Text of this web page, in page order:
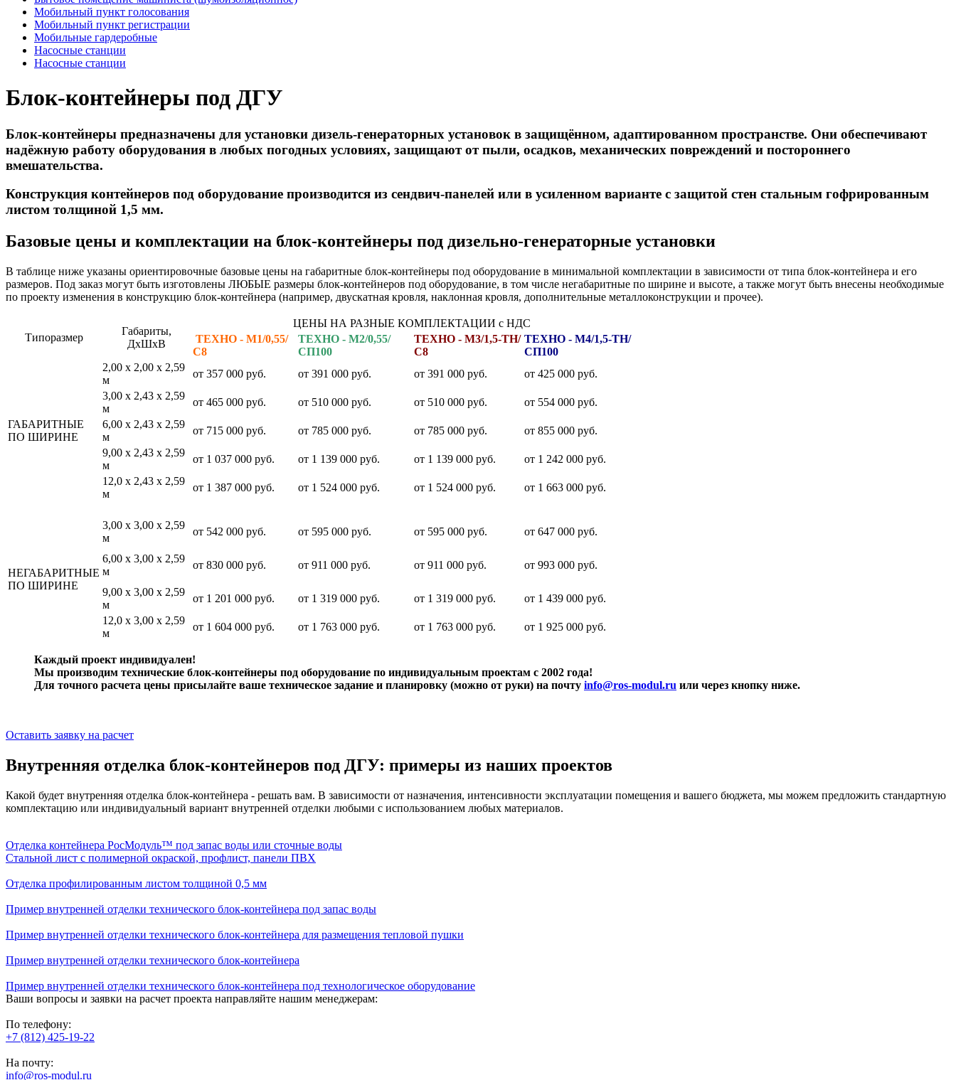
Мобильный пункт голосования
Мобильный пункт регистрации
Мобильные гардеробные
Насосные станции
Насосные станции
Блок-контейнеры под ДГУ
Блок-контейнеры предназначены для установки дизель-генераторных установок в защищённом, адаптированном пространстве. Они обеспечивают
надёжную работу оборудования в любых погодных условиях, защищают от пыли, осадков, механических повреждений и постороннего
вмешательства.
Конструкция контейнеров под оборудование производится из сендвич-панелей или в усиленном варианте с защитой стен стальным гофрированным
листом толщиной 1,5 мм.
Базовые цены и комплектации на блок-контейнеры под дизельно-генераторные установки
В таблице ниже указаны ориентировочные базовые цены на габаритные блок-контейнеры под оборудование в минимальной комплектации в зависимости от типа блок-контейнера и его
размеров. Под заказ могут быть изготовлены ЛЮБЫЕ размеры блок-контейнеров под оборудование, в том числе негабаритные по ширине и высоте, а также могут быть внесены необходимые
по проекту изменения в конструкцию блок-контейнера (например, двускатная кровля, наклонная кровля, дополнительные металлоконструкции и прочее).
Типоразмер
Габариты,
ДхШхВ
ЦЕНЫ НА РАЗНЫЕ КОМПЛЕКТАЦИИ c НДС
ТЕХНО - М1/0,55/
С8
ТЕХНО - М2/0,55/
СП100
ТЕХНО - М3/1,5-ТН/
С8
ТЕХНО - М4/1,5-ТН/
СП100
ГАБАРИТНЫЕ
ПО ШИРИНЕ
2,00 х 2,00 х 2,59
м
от 357 000 руб. от 391 000 руб. от 391 000 руб. от 425 000 руб.
3,00 х 2,43 х 2,59
м
от 465 000 руб. от 510 000 руб. от 510 000 руб. от 554 000 руб.
6,00 х 2,43 х 2,59
м
от 715 000 руб. от 785 000 руб. от 785 000 руб. от 855 000 руб.
9,00 х 2,43 х 2,59
м
от 1 037 000 руб. от 1 139 000 руб. от 1 139 000 руб. от 1 242 000 руб.
12,0 х 2,43 х 2,59
м
от 1 387 000 руб. от 1 524 000 руб. от 1 524 000 руб. от 1 663 000 руб.
НЕГАБАРИТНЫЕ
ПО ШИРИНЕ
3,00 х 3,00 х 2,59
м
от 542 000 руб. от 595 000 руб. от 595 000 руб. от 647 000 руб.
6,00 х 3,00 х 2,59
м
от 830 000 руб. от 911 000 руб. от 911 000 руб. от 993 000 руб.
9,00 х 3,00 х 2,59
м
от 1 201 000 руб. от 1 319 000 руб. от 1 319 000 руб. от 1 439 000 руб.
12,0 х 3,00 х 2,59
м
от 1 604 000 руб. от 1 763 000 руб. от 1 763 000 руб. от 1 925 000 руб.
Каждый проект индивидуален!
Мы производим технические блок-контейнеры под оборудование по индивидуальным проектам с 2002 года!
Для точного расчета цены присылайте ваше техническое задание и планировку (можно от руки) на почту info@ros-modul.ru или через кнопку ниже.
Оставить заявку на расчет
Внутренняя отделка блок-контейнеров под ДГУ: примеры из наших проектов
Какой будет внутренняя отделка блок-контейнера - решать вам. В зависимости от назначения, интенсивности эксплуатации помещения и вашего бюджета, мы можем предложить стандартную
комплектацию или индивидуальный вариант внутренней отделки любыми с использованием любых материалов.
Отделка контейнера РосМодуль™ под запас воды или сточные воды
Стальной лист с полимерной окраской, профлист, панели ПВХ
Отделка профилированным листом толщиной 0,5 мм
Пример внутренней отделки технического блок-контейнера под запас воды
Пример внутренней отделки технического блок-контейнера для размещения тепловой пушки
Пример внутренней отделки технического блок-контейнера
Пример внутренней отделки технического блок-контейнера под технологическое оборудование
Ваши вопросы и заявки на расчет проекта направляйте нашим менеджерам:
По телефону:
+7 (812) 425-19-22
На почту:
info@ros-modul.ru